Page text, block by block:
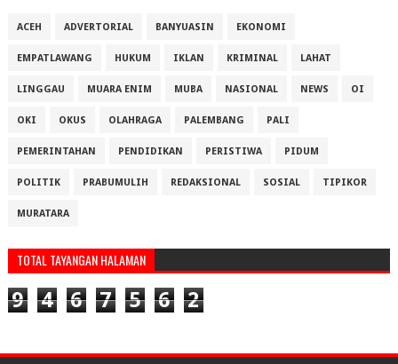
ACEH ADVERTORIAL BANYUASIN EKONOMI
EMPATLAWANG HUKUM IKLAN KRIMINAL LAHAT
LINGGAU MUARA ENIM MUBA NASIONAL NEWS OI
OKI OKUS OLAHRAGA PALEMBANG PALI
PEMERINTAHAN PENDIDIKAN PERISTIWA PIDUM
POLITIK PRABUMULIH REDAKSIONAL SOSIAL TIPIKOR
MURATARA
TOTAL TAYANGAN HALAMAN
9 4 6 7 5 6 2